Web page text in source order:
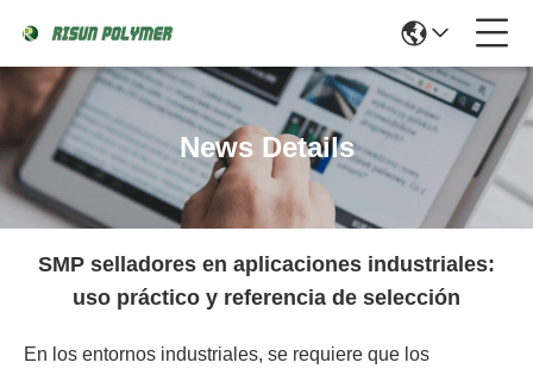
News Details
SMP selladores en aplicaciones industriales:
uso práctico y referencia de selección
En los entornos industriales, se requiere que los